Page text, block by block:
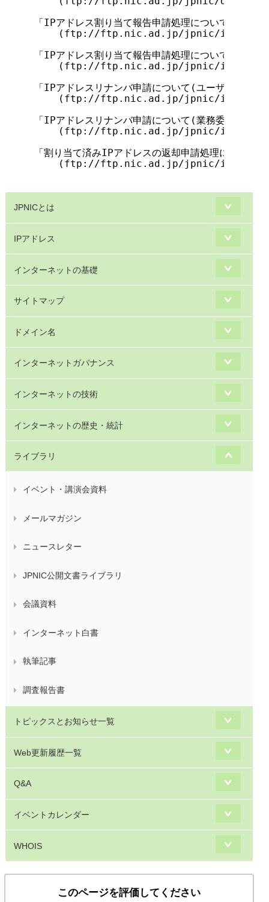
「IPアドレス割り当て報告申請処理について(ユー
(ftp://ftp.nic.ad.jp/jpnic/
「IPアドレス割り当て報告申請処理について(業務
(ftp://ftp.nic.ad.jp/jpnic/
「IPアドレスリナンバ申請について(ユーザネットワ
(ftp://ftp.nic.ad.jp/jpnic/
「IPアドレスリナンバ申請について(業務委任会員
(ftp://ftp.nic.ad.jp/jpnic/
「割り当て済みIPアドレスの返却申請処理について」
(ftp://ftp.nic.ad.jp/jpnic/
JPNICとは
IPアドレス
インターネットの基礎
サイトマップ
ドメイン名
インターネットガバナンス
インターネットの技術
インターネットの歴史・統計
ライブラリ
イベント・講演会資料
メールマガジン
ニュースレター
JPNIC公開文書ライブラリ
会議資料
インターネット白書
執筆記事
調査報告書
トピックスとお知らせ一覧
Web更新履歴一覧
Q&A
イベントカレンダー
WHOIS
このページを評価してください